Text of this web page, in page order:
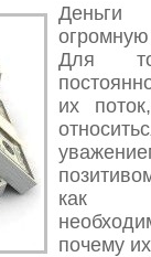
Для
их
как
почему